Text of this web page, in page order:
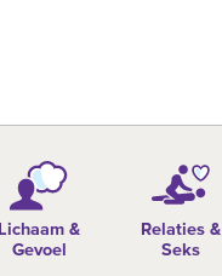
Lichaam &
Gevoel
Relaties &
Seks